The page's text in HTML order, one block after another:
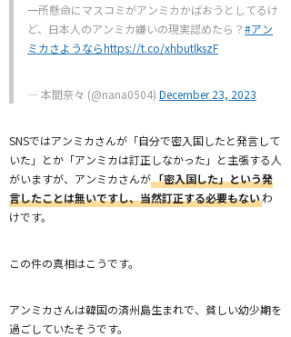
一所懸命にマスコミがアンミカかばおうとしてるけ
ど、日本人のアンミカ嫌いの現実認めたら？#アン
ミカさようならhttps://t.co/xhbutlkszF
— 本間奈々 (@nana0504) December 23, 2023
SNSではアンミカさんが「自分で密入国したと発言して
いた」とか「アンミカは訂正しなかった」と主張する人
がいますが、アンミカさんが「密入国した」という発
言したことは無いですし、当然訂正する必要もないわ
けです。
この件の真相はこうです。
アンミカさんは韓国の済州島生まれで、貧しい幼少期を
過ごしていたそうです。